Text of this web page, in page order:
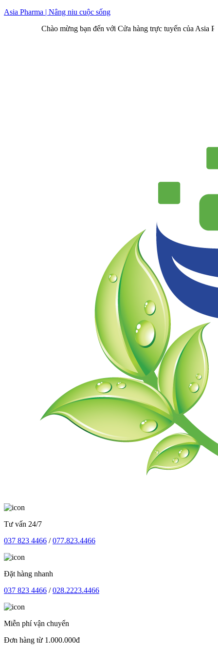
Skip
Asia Pharma | Nâng niu cuộc sống
Chào mừng bạn đến với Cửa hàng trực tuyến của Asia Pharma
Tư vấn 24/7
037 823 4466 /077.823.4466
Đặt hàng nhanh
037 823 4466 /028.2223.4466
Miễn phí vận chuyển
Đơn hàng từ 1.000.000đ